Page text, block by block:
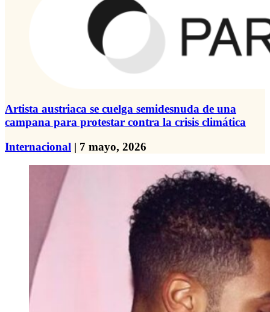
Artista austriaca se cuelga semidesnuda de una
campana para protestar contra la crisis climática
Internacional | 7 mayo, 2026